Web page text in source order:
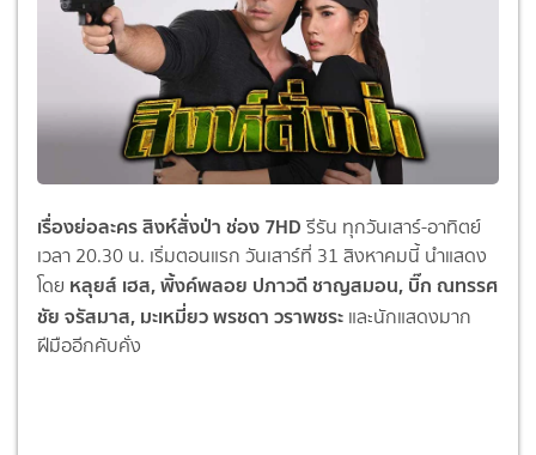
เรื่องย่อละคร สิงห์สั่งป่า ช่อง 7HD รีรัน ทุกวันเสาร์-อาทิตย์
เวลา 20.30 น. เริ่มตอนแรก วันเสาร์ที่ 31 สิงหาคมนี้ นำแสดง
โดย หลุยส์ เฮส, พิ้งค์พลอย ปภาวดี ชาญสมอน, บิ๊กณทรรศ
ชัย จรัสมาส, มะเหมี่ยวพรชดา วราพชระ และนักแสดงมาก
ฝีมืออีกคับคั่ง